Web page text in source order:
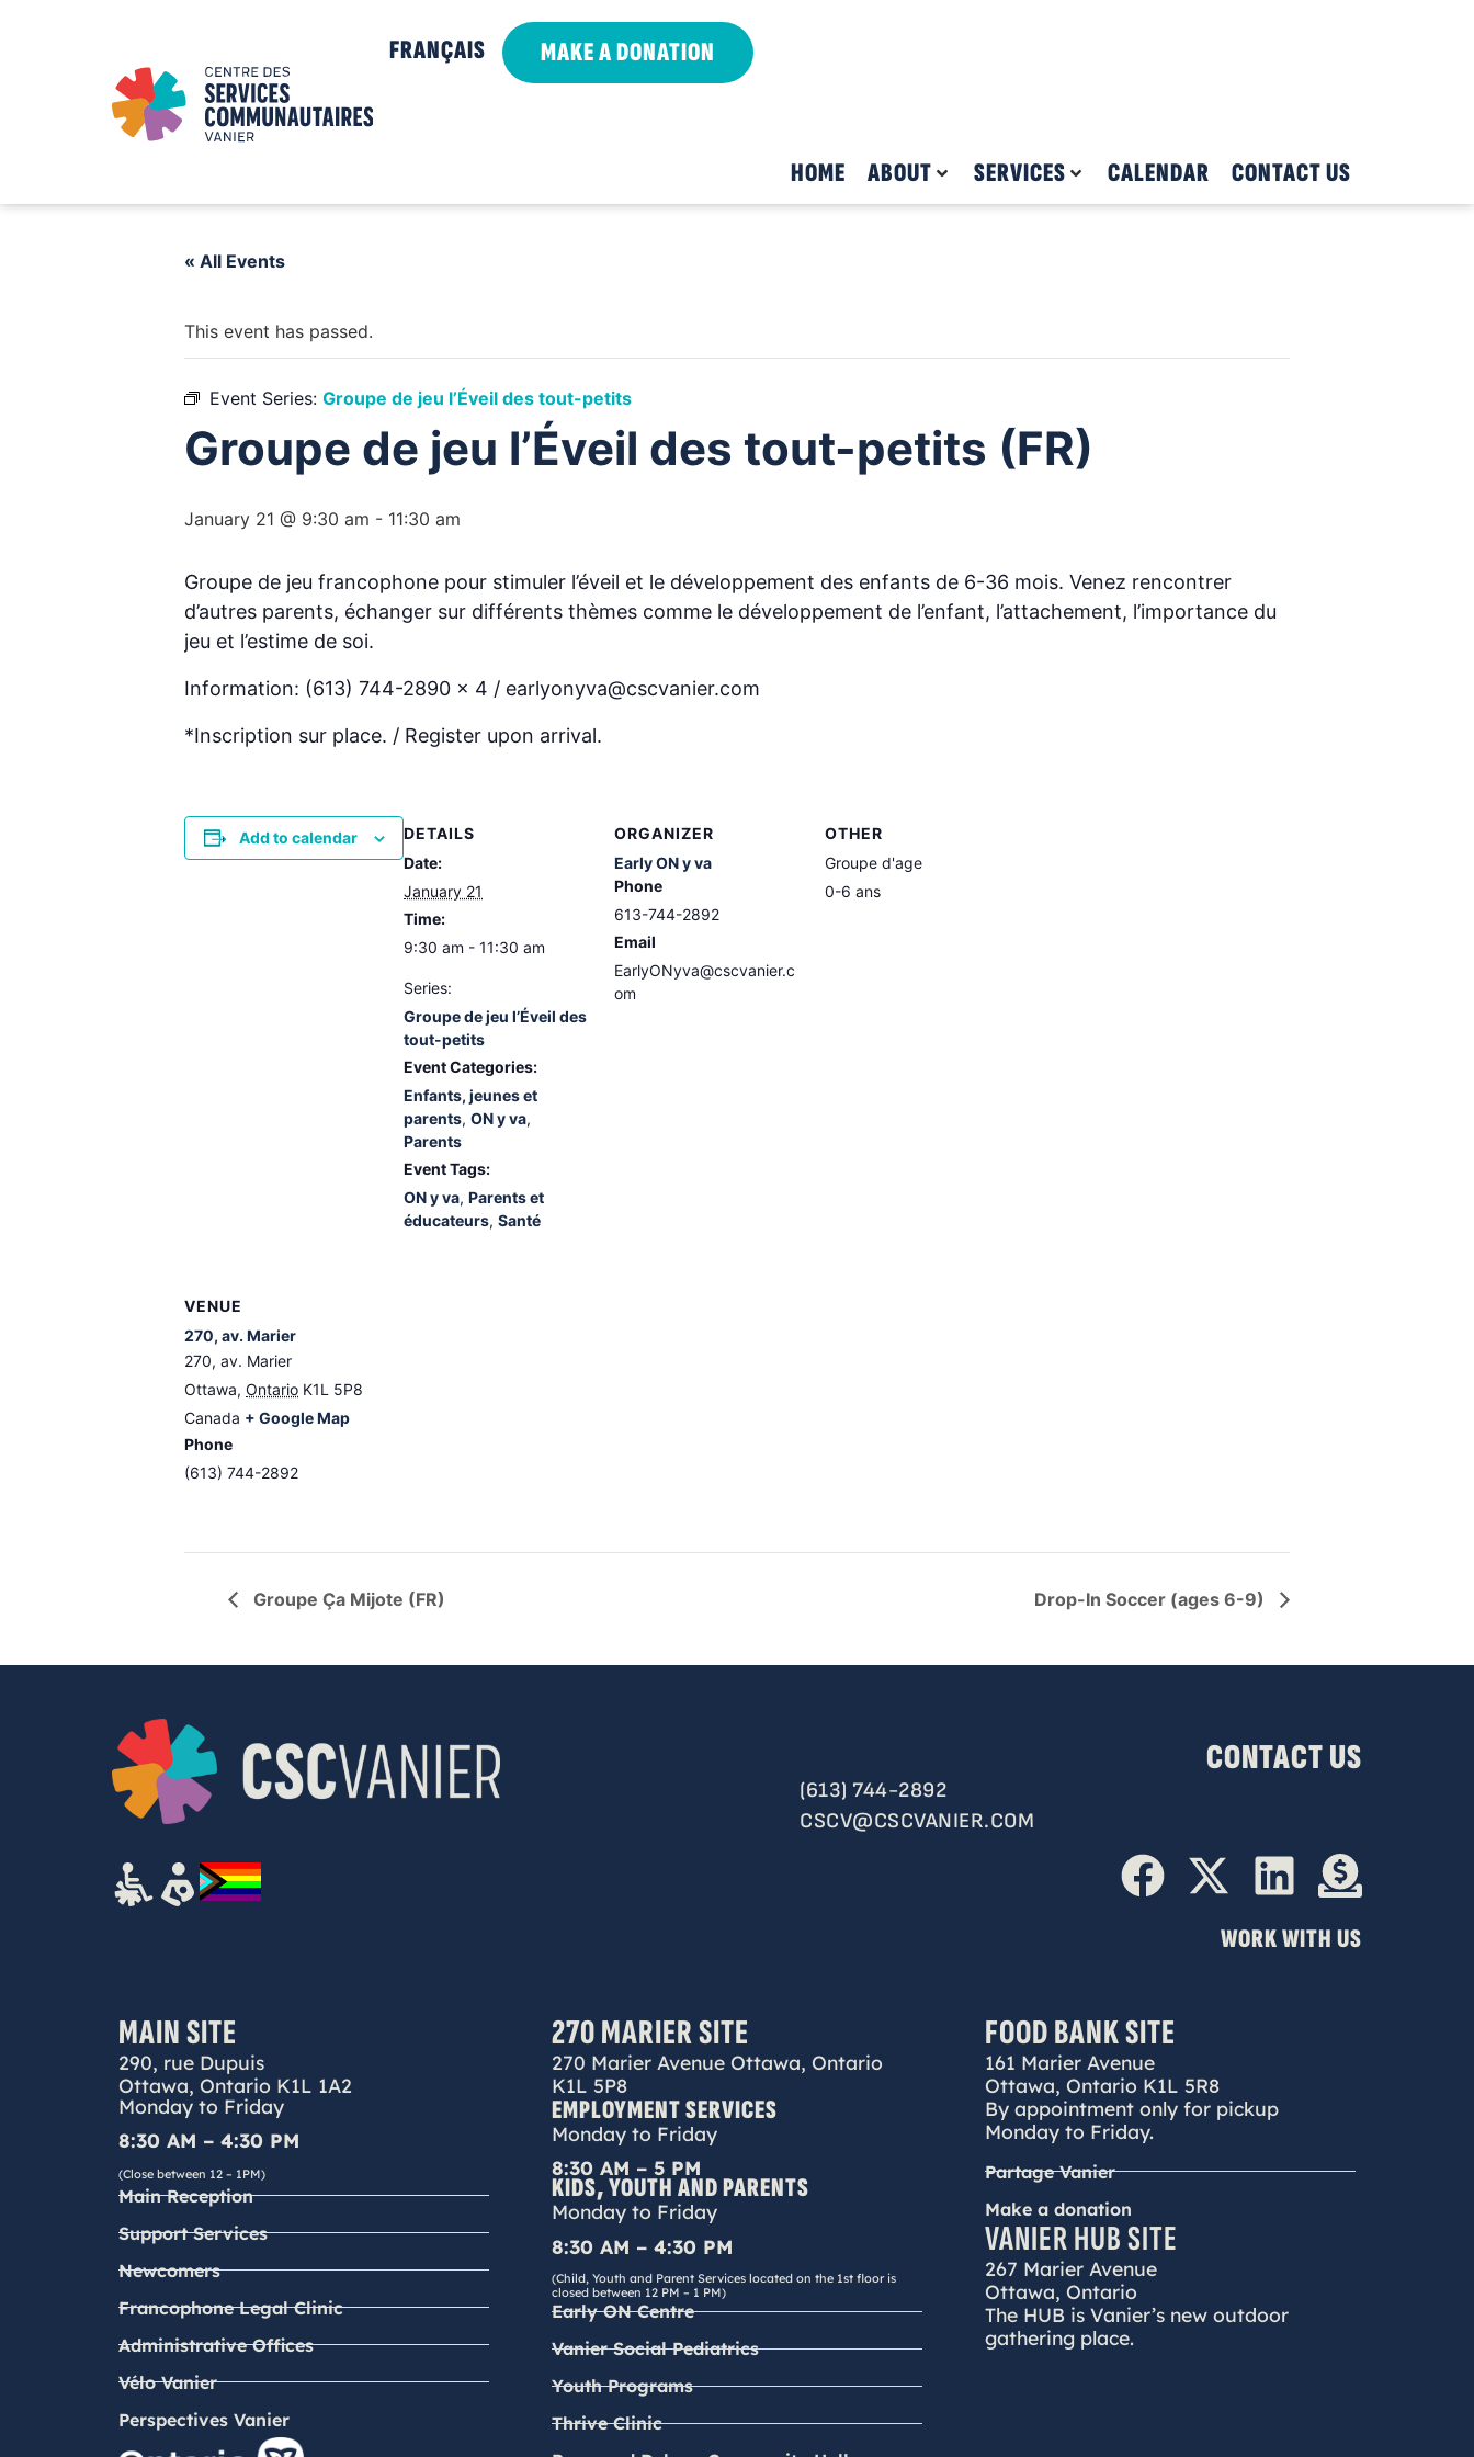
FRANÇAIS MAKE A DONATION
HOME ABOUT SERVICES CALENDAR CONTACT US
« All Events
This event has passed.
Event Series: Groupe de jeu l’Éveil des tout-petits
Groupe de jeu l’Éveil des tout-petits (FR)
January 21 @ 9:30 am - 11:30 am
Groupe de jeu francophone pour stimuler l’éveil et le développement des enfants de 6-36 mois. Venez rencontrer
d’autres parents, échanger sur différents thèmes comme le développement de l’enfant, l’attachement, l’importance du
jeu et l’estime de soi.
Information: (613) 744-2890 x 4 / earlyonyva@cscvanier.com
*Inscription sur place. / Register upon arrival.
Add to calendar
DETAILS
Date:
January 21
Time:
9:30 am - 11:30 am
Series:
Groupe de jeu l’Éveil des
tout-petits
Event Categories:
Enfants, jeunes et
parents, ON y va,
Parents
Event Tags:
ON y va, Parents et
éducateurs, Santé
ORGANIZER
Early ON y va
Phone
613-744-2892
Email
EarlyONyva@cscvanier.c
om
OTHER
Groupe d'age
0-6 ans
VENUE
270, av. Marier
270, av. Marier
Ottawa, Ontario K1L 5P8
Canada + Google Map
Phone
(613) 744-2892
Groupe Ça Mijote (FR) Drop-In Soccer (ages 6-9)
CONTACT US
(613) 744-2892
CSCV@CSCVANIER.COM
WORK WITH US
MAIN SITE
290, rue Dupuis
Ottawa, Ontario K1L 1A2
Monday to Friday
8:30 AM – 4:30 PM
(Close between 12 – 1PM)
Main Reception
Support Services
Newcomers
Francophone Legal Clinic
Administrative Offices
Vélo Vanier
Perspectives Vanier
270 MARIER SITE
270 Marier Avenue Ottawa, Ontario
K1L 5P8
EMPLOYMENT SERVICES
Monday to Friday
8:30 AM – 5 PM
KIDS, YOUTH AND PARENTS
Monday to Friday
8:30 AM – 4:30 PM
(Child, Youth and Parent Services located on the 1st floor is
closed between 12 PM – 1 PM)
Early ON Centre
Vanier Social Pediatrics
Youth Programs
Thrive Clinic
FOOD BANK SITE
161 Marier Avenue
Ottawa, Ontario K1L 5R8
By appointment only for pickup
Monday to Friday.
Partage Vanier
Make a donation
VANIER HUB SITE
267 Marier Avenue
Ottawa, Ontario
The HUB is Vanier’s new outdoor
gathering place.